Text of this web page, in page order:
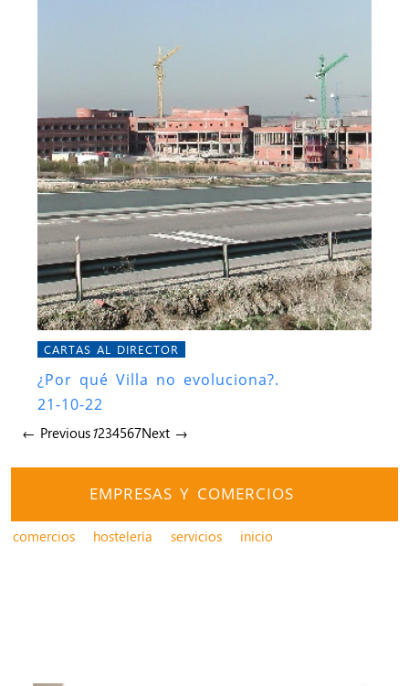
CARTAS AL DIRECTOR
¿Por qué Villa no evoluciona?.
21-10-22
← Previous1234567Next →
EMPRESAS Y COMERCIOS
comercios hostelería servicios inicio